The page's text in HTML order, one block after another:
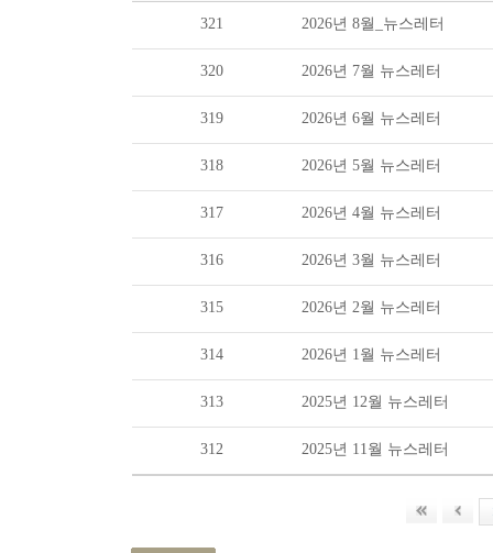
321 2026년 8월_뉴스레터
320 2026년 7월 뉴스레터
319 2026년 6월 뉴스레터
318 2026년 5월 뉴스레터
317 2026년 4월 뉴스레터
316 2026년 3월 뉴스레터
315 2026년 2월 뉴스레터
314 2026년 1월 뉴스레터
313 2025년 12월 뉴스레터
312 2025년 11월 뉴스레터